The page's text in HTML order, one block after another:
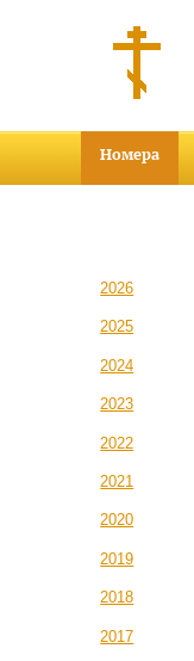
Номера
2026
2025
2024
2023
2022
2021
2020
2019
2018
2017